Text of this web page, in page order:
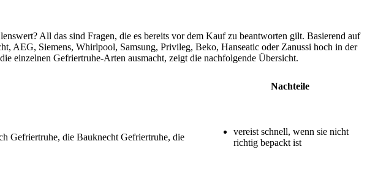
All das sind Fragen, die es bereits vor dem Kauf zu beantworten gilt. Basierend auf
AEG, Siemens, Whirlpool, Samsung, Privileg, Beko, Hanseatic oder Zanussi hoch in der
einzelnen Gefriertruhe-Arten ausmacht, zeigt die nachfolgende Übersicht.
Nachteile
Gefriertruhe, die Bauknecht Gefriertruhe, die
vereist schnell, wenn sie nicht
richtig bepackt ist